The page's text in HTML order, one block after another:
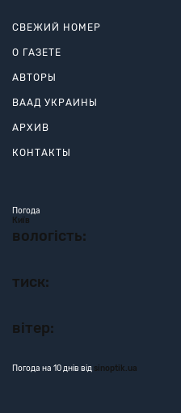
СВЕЖИЙ НОМЕР
О ГАЗЕТЕ
АВТОРЫ
ВААД УКРАИНЫ
АРХИВ
КОНТАКТЫ
Погода
Київ
вологість:
тиск:
вітер:
Погода на 10 днів від sinoptik.ua